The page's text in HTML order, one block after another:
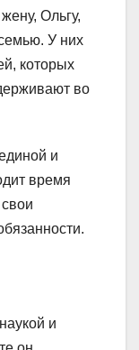
Ольгу,
У них
которых
во
и
время
и